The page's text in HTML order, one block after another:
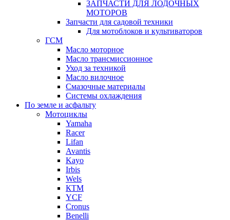
ЗАПЧАСТИ ДЛЯ ЛОДОЧНЫХ
МОТОРОВ
Запчасти для садовой техники
Для мотоблоков и культиваторов
ГСМ
Масло моторное
Масло трансмиссионное
Уход за техникой
Масло вилочное
Смазочные материалы
Системы охлаждения
По земле и асфальту
Мотоциклы
Yamaha
Racer
Lifan
Avantis
Kayo
Irbis
Wels
КТМ
YCF
Cronus
Benelli